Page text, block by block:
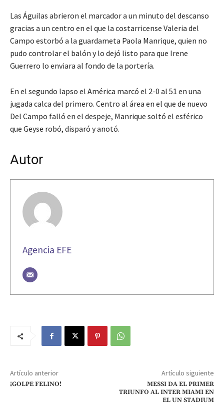
Las Águilas abrieron el marcador a un minuto del descanso
gracias a un centro en el que la costarricense Valeria del
Campo estorbó a la guardameta Paola Manrique, quien no
pudo controlar el balón y lo dejó listo para que Irene
Guerrero lo enviara al fondo de la portería.
En el segundo lapso el América marcó el 2-0 al 51 en una
jugada calca del primero. Centro al área en el que de nuevo
Del Campo falló en el despeje, Manrique soltó el esférico
que Geyse robó, disparó y anotó.
Autor
Agencia EFE
Artículo anterior
¡GOLPE FELINO!
Artículo siguiente
MESSI DA EL PRIMER
TRIUNFO AL INTER MIAMI EN
EL UN STADIUM